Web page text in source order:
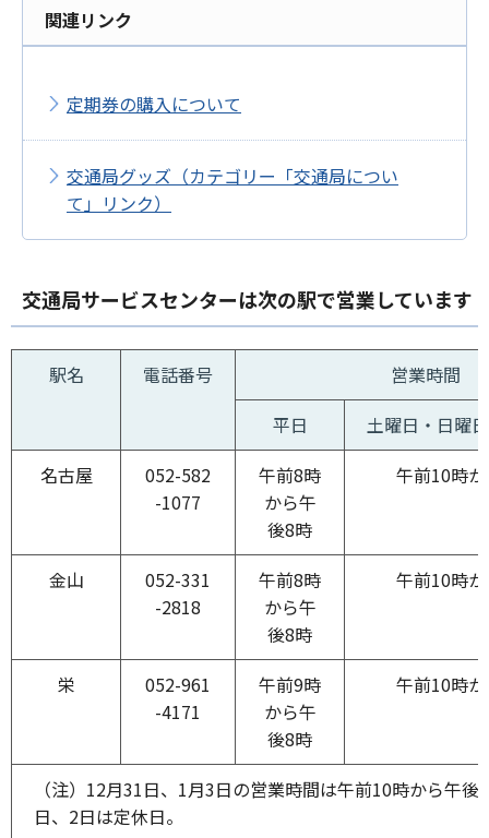
関連リンク
定期券の購入について
交通局グッズ（カテゴリー「交通局につい
て」リンク）
交通局サービスセンターは次の駅で営業しています
駅名 電話番号
営業時間
平日
土曜日・日曜
名古屋
052-582
-1077
午前8時
から午
後8時
午前10時
金山
052-331
-2818
午前8時
から午
後8時
午前10時
栄
052-961
-4171
午前9時
から午
後8時
午前10時
（注）12月31日、1月3日の営業時間は午前10時から午後
日、2日は定休日。